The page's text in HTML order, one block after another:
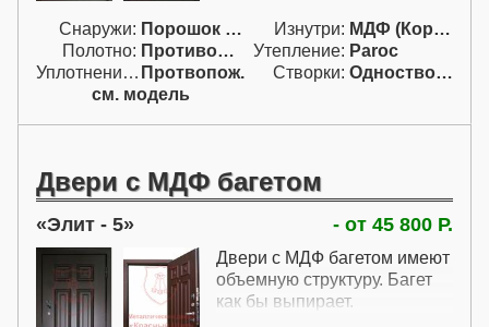
ламинированные двери
могут быть с различными
оттенками ценных пород
можно сделать фрезеровку,
могут быть филенчатыми.
Противопожарные двери с
МДФ панелями,
предлагаемые на этой
странице, снаружи покрыты
порошковым покрытием
Снаружи: Порошок "Антик" Изнутри:
МДФ (Корея)
Полотно:
Противопожарн. Утепление: Paroc
Уплотнение: Протвопож. Створки:
Одностворчатая (А)
см. модель
Двери с МДФ багетом
Элит - 5 - от 45 800 Р.
Двери с МДФ багетом имеют
объемную структуру. Багет
как бы выпирает.